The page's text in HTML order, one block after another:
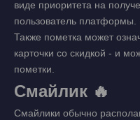
виде приоритета на
пользователь платформы.
Также пометка может
карточки со скидкой - и
пометки.
Смайлик 🔥
Смайлики обычно